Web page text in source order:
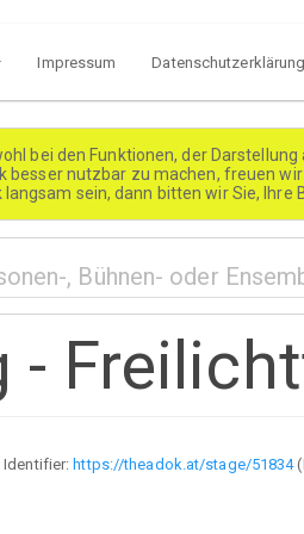
Impressum Datenschutzerklärung
bei den Funktionen, der
besser nutzbar zu machen, freuen
sein, dann bitten wir Sie,
-
Identifier:https://theadok.at/stage/51834